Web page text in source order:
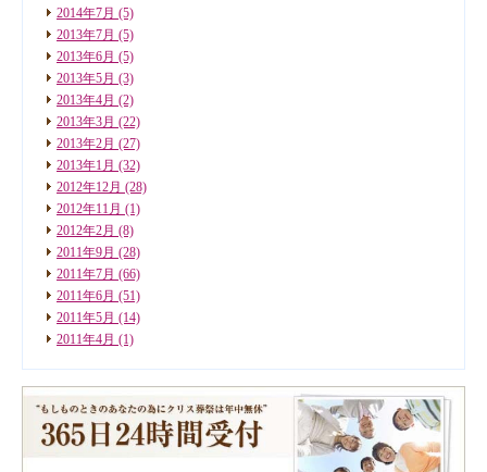
2014年7月 (5)
2013年7月 (5)
2013年6月 (5)
2013年5月 (3)
2013年4月 (2)
2013年3月 (22)
2013年2月 (27)
2013年1月 (32)
2012年12月 (28)
2012年11月 (1)
2012年2月 (8)
2011年9月 (28)
2011年7月 (66)
2011年6月 (51)
2011年5月 (14)
2011年4月 (1)